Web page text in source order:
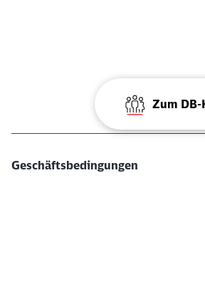
Zum
Geschäftsbedingungen